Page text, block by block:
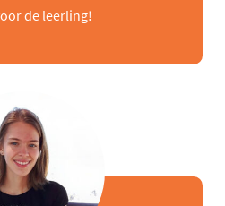
de leerling!